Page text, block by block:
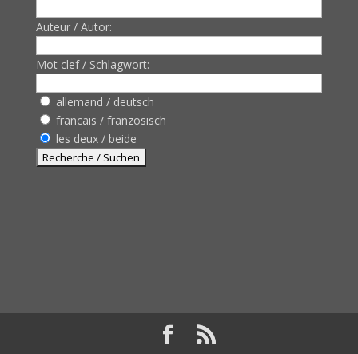
Auteur / Autor:
Mot clef / Schlagwort:
allemand / deutsch
francais / französisch
les deux / beide